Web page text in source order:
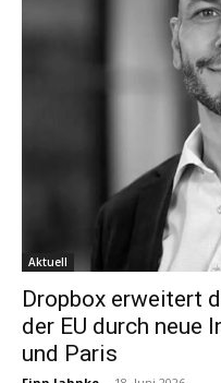
Aktuell
Dropbox erweitert
der EU durch neue
und Paris